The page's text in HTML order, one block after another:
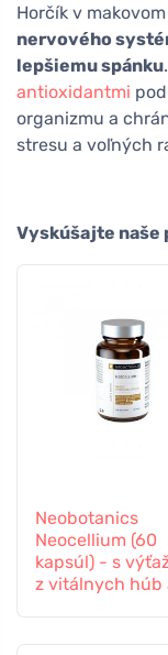
Horčík v
nervového
lepšiemu spánku
antioxidantmi
organizmu a
stresu a voľných
Vyskúšajte
Neobotanics
Neocellium (60
kapsúl) - s
z vitálnych húb